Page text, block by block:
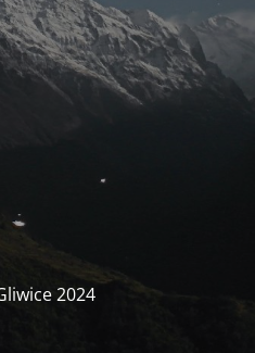
2024